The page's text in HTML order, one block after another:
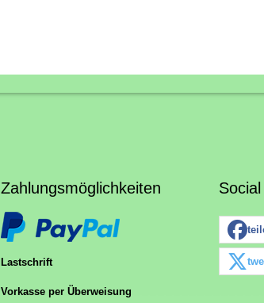
Zahlungsmöglichkeiten
Lastschrift
Vorkasse per Überweisung